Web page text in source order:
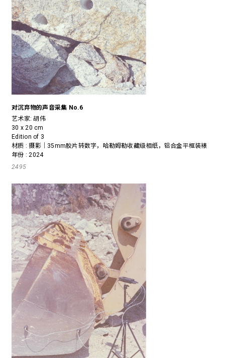
对沉弃物的声音采集 No.6
艺术家:胡伟
30 x 20 cm
Edition of 3
材质 : 摄影｜35mm胶片转数字，哈勒姆勒收藏级相纸，铝合金平框装裱
年份 : 2024
2495